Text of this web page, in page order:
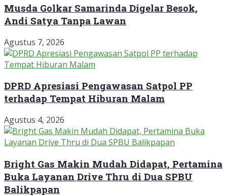
Musda Golkar Samarinda Digelar Besok,
Andi Satya Tanpa Lawan
Agustus 7, 2026
DPRD Apresiasi Pengawasan Satpol PP
terhadap Tempat Hiburan Malam
Agustus 4, 2026
Bright Gas Makin Mudah Didapat, Pertamina
Buka Layanan Drive Thru di Dua SPBU
Balikpapan